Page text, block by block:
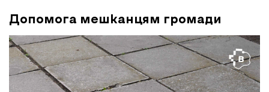
Допомога мешканцям громади